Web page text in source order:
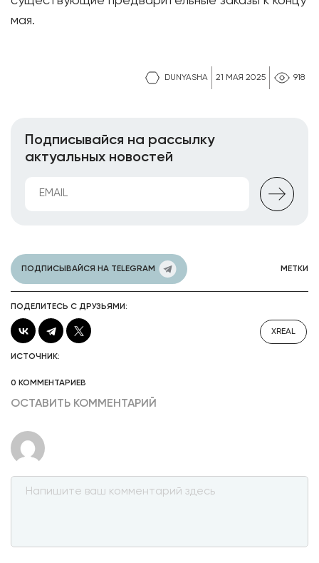
DUNYASHA 21 МАЯ 2025 918
мая.
Подписывайся на рассылку
актуальных новостей
ПОДПИСЫВАЙСЯ НА TELEGRAM МЕТКИ
ПОДЕЛИТЕСЬ С ДРУЗЬЯМИ:
XREAL
ИСТОЧНИК:
0 КОММЕНТАРИЕВ
ОСТАВИТЬ КОММЕНТАРИЙ